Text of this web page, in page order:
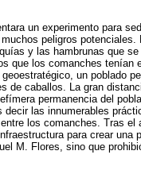
un experimento para
peligros potenciales.
y las hambrunas que
que los comanches tenían
un poblado
de caballos. La gran
permanencia del
decir las innumerables
los comanches. Tras el
para crear una
M. Flores, sino que